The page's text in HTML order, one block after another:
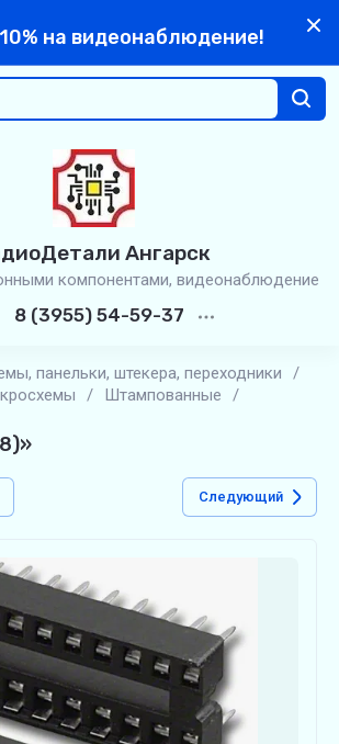
на видеонаблюдение!
Ангарск
компонентами, видеонаблюдение
8 (3955) 54-59-37
панельки, штекера, переходники
/
/ Штампованные
/
Следующий